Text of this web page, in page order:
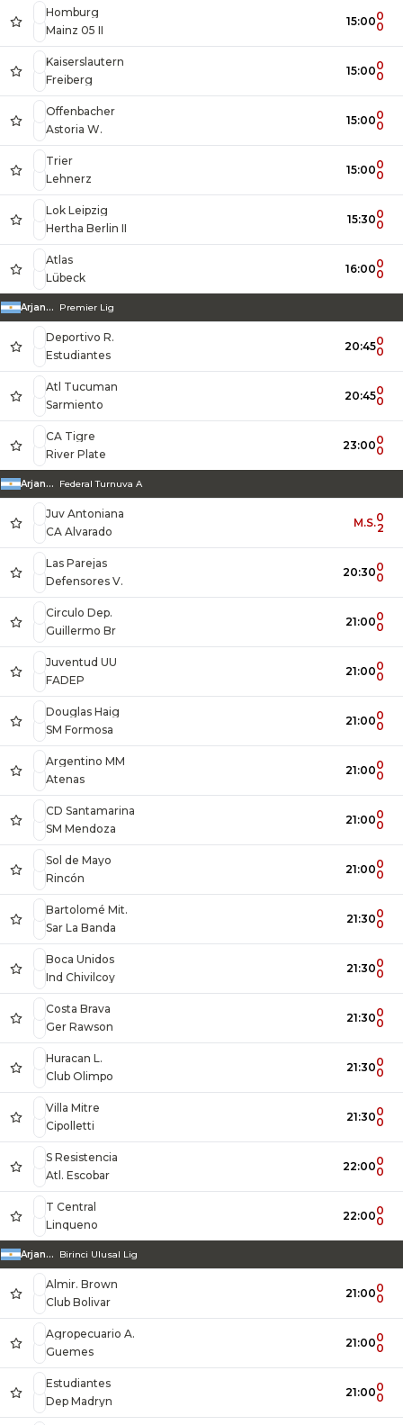
Homburg
Mainz 05 II
15:000
0
Kaiserslautern
Freiberg
15:000
0
Offenbacher
Astoria W.
15:000
0
Trier
Lehnerz
15:000
0
Lok Leipzig
Hertha Berlin II
15:300
0
Atlas
Lübeck
16:000
0
Arjantin Premier Lig
Deportivo R.
Estudiantes
20:450
0
Atl Tucuman
Sarmiento
20:450
0
CA Tigre
River Plate
23:000
0
Arjantin Federal Turnuva A
Juv Antoniana
CA Alvarado
M.S.0
2
Las Parejas
Defensores V.
20:300
0
Circulo Dep.
Guillermo Br
21:000
0
Juventud UU
FADEP
21:000
0
Douglas Haig
SM Formosa
21:000
0
Argentino MM
Atenas
21:000
0
CD Santamarina
SM Mendoza
21:000
0
Sol de Mayo
Rincón
21:000
0
Bartolomé Mit.
Sar La Banda
21:300
0
Boca Unidos
Ind Chivilcoy
21:300
0
Costa Brava
Ger Rawson
21:300
0
Huracan L.
Club Olimpo
21:300
0
Villa Mitre
Cipolletti
21:300
0
S Resistencia
Atl. Escobar
22:000
0
T Central
Linqueno
22:000
0
Arjantin Birinci Ulusal Lig
Almir. Brown
Club Bolivar
21:000
0
Agropecuario A.
Guemes
21:000
0
Estudiantes
Dep Madryn
21:000
0